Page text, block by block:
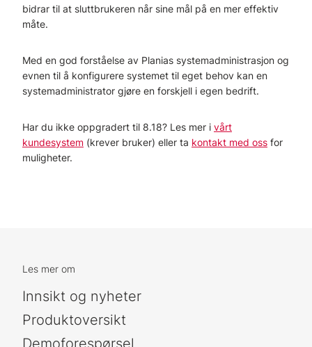
bidrar til at sluttbrukeren når sine mål på en mer effektiv
måte.
Med en god forståelse av Planias systemadministrasjon og
evnen til å konfigurere systemet til eget behov kan en
systemadministrator gjøre en forskjell i egen bedrift.
Har du ikke oppgradert til 8.18? Les mer i vårt
kundesystem (krever bruker) eller ta kontakt med oss for
muligheter.
Les mer om
Innsikt og nyheter
Produktoversikt
Demoforespørsel